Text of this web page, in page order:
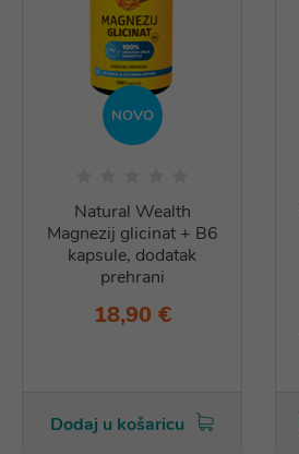
NOVO
Natural Wealth
Magnezij glicinat + B6
kapsule, dodatak
prehrani
18,90 €
Dodaj u košaricu